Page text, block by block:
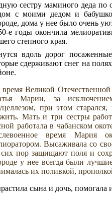
сестру маминого деда по
с моими дедом и
дома у нее было очень
е годы окончила
степного края.
вдоль дорог
сдерживают снег на
Великой
Марии, за
при этом
Мать и три сестры
работала в чабанском
время Мария
Высаживала со
пор защищают поля и
у нее всегда были
их поливкой,
сына и дочь, помогала